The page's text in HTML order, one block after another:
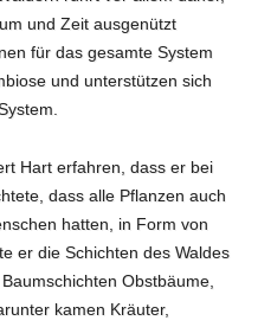
und Zeit ausgenützt
für das gesamte System
und unterstützen sich
Hart erfahren, dass er bei
dass alle Pflanzen auch
hatten, in Form von
er die Schichten des Waldes
Obstbäume,
kamen Kräuter,